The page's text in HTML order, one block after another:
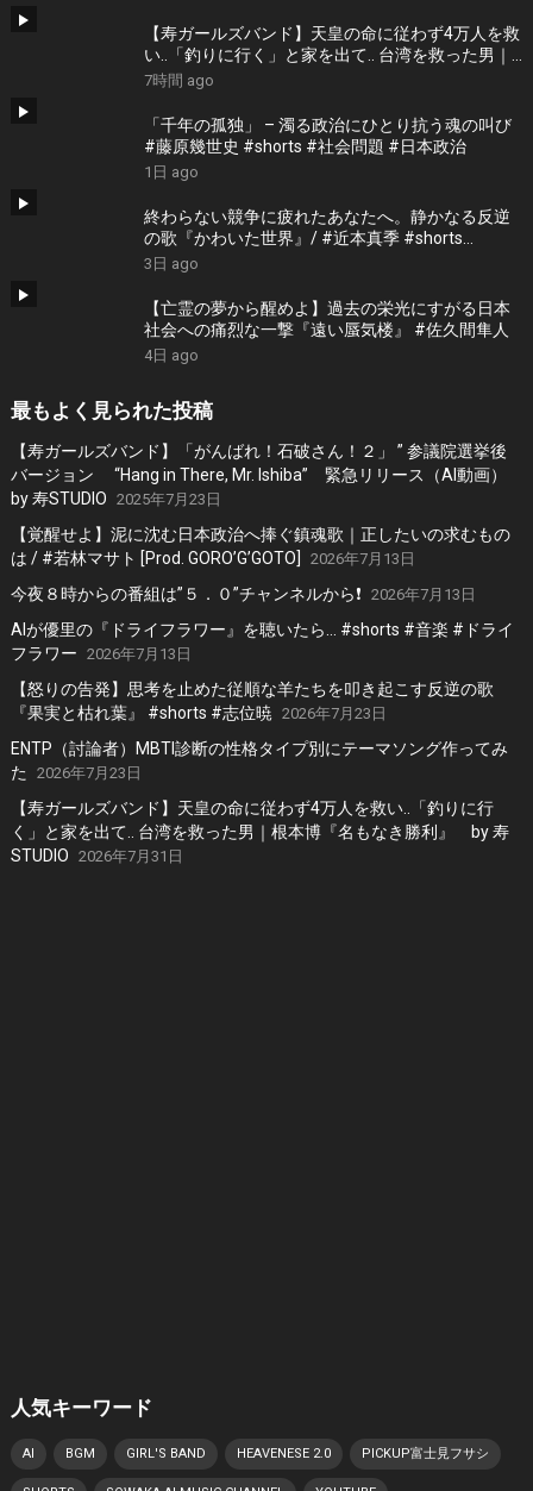
【寿ガールズバンド】天皇の命に従わず4万人を救
い..「釣りに行く」と家を出て.. 台湾を救った男｜
根本博『名もなき勝利』 by 寿STUDIO
7時間 ago
「千年の孤独」 – 濁る政治にひとり抗う魂の叫び
#藤原幾世史 #shorts #社会問題 #日本政治
1日 ago
終わらない競争に疲れたあなたへ。静かなる反逆
の歌『かわいた世界』/ #近本真季 #shorts
#music
3日 ago
【亡霊の夢から醒めよ】過去の栄光にすがる日本
社会への痛烈な一撃『遠い蜃気楼』 #佐久間隼人
4日 ago
最もよく見られた投稿
【寿ガールズバンド】「がんばれ！石破さん！２」 ” 参議院選挙後
バージョン “Hang in There, Mr. Ishiba” 緊急リリース（AI動画）
by 寿STUDIO 2025年7月23日
【覚醒せよ】泥に沈む日本政治へ捧ぐ鎮魂歌｜正したいの求むもの
は / #若林マサト [Prod. GORO’G’GOTO]
2026年7月13日
今夜８時からの番組は”５．０”チャンネルから❗️ 2026年7月13日
AIが優里の『ドライフラワー』を聴いたら… #shorts #音楽 #ドライ
フラワー 2026年7月13日
【怒りの告発】思考を止めた従順な羊たちを叩き起こす反逆の歌
『果実と枯れ葉』 #shorts #志位暁 2026年7月23日
ENTP（討論者）MBTI診断の性格タイプ別にテーマソング作ってみ
た
2026年7月23日
【寿ガールズバンド】天皇の命に従わず4万人を救い..「釣りに行
く」と家を出て.. 台湾を救った男｜根本博『名もなき勝利』 by 寿
STUDIO 2026年7月31日
人気キーワード
AI BGM GIRL'S BAND HEAVENESE 2.0 PICKUP富士見フサシ